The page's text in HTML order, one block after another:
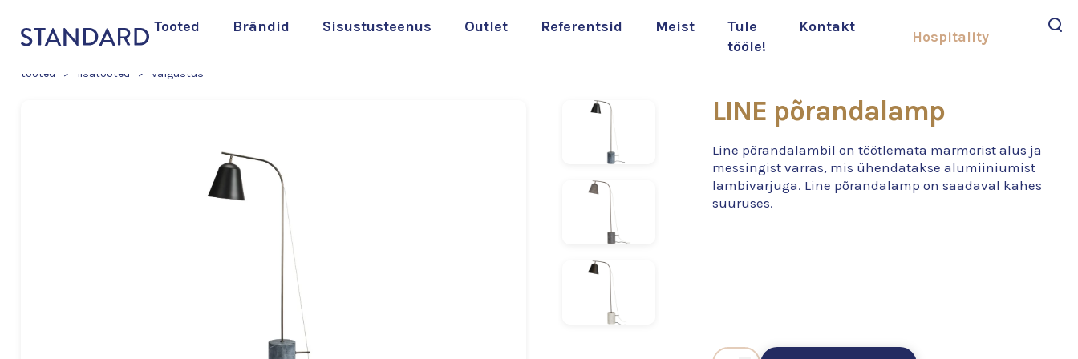
Tooted Brändid Sisustusteenus Outlet Referentsid Meist
Tule
tööle!
Kontakt
Hospitality
tooted > lisatooted > valgustus
LINE põrandalamp
Line põrandalambil on töötlemata marmorist alus ja
messingist varras, mis ühendatakse alumiiniumist
lambivarjuga. Line põrandalamp on saadaval kahes
suuruses.